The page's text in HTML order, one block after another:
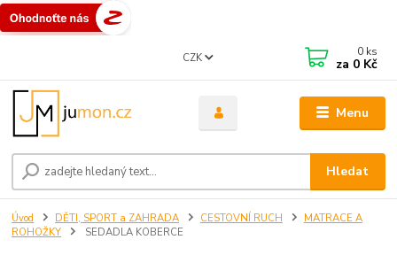
Menu
CZK
Hledat
0 ks
za 0 Kč
Úvod DĚTI, SPORT a ZAHRADA CESTOVNÍ RUCH
MATRACE A
ROHOŽKY
SEDADLA KOBERCE